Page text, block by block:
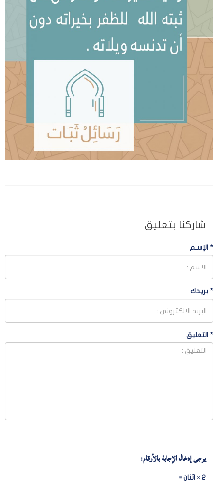
شاركنا بتعليق
* الإسـم
* بريـدك
* التعليق
يرجى إدخال الإجابة بالأرقام:
2 × اثنان =